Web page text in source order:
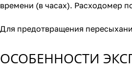
времени (в часах). Расходомер
Для предотвращения
ОСОБЕННОСТИ